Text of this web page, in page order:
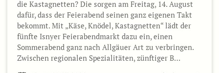
die Kastagnetten? Die sorgen am Freitag, 14. August
dafür, dass der Feierabend seinen ganz eigenen Takt
bekommt. Mit „Käse, Knödel, Kastagnetten“ lädt der
fünfte Isnyer Feierabendmarkt dazu ein, einen
Sommerabend ganz nach Allgäuer Art zu verbringen.
Zwischen regionalen Spezialitäten, zünftiger B…